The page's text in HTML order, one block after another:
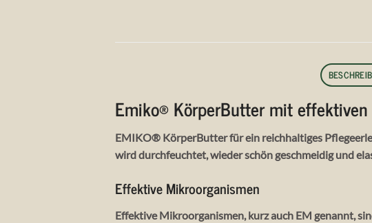
Emiko® KörperButter mit
EMIKO® KörperButter für ein reichhaltiges
wird durchfeuchtet, wieder schön geschmeidig und
Effektive Mikroorganismen
Effektive Mikroorganismen, kurz auch EM genannt,